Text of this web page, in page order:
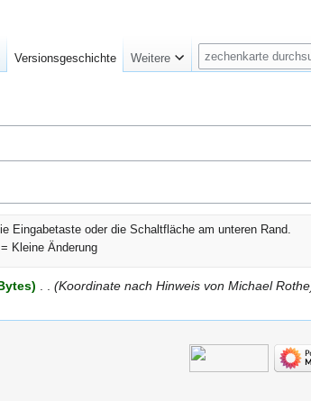
Eingabetaste oder die Schaltfläche am unteren Rand.
= Kleine Änderung
Koordinate nach Hinweis von Michael Rothe
Versionsgeschichte Weitere
Suche